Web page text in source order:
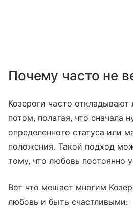
Почему часто не
Козероги часто откладывают
потом, полагая, что сначала
определенного статуса или
положения. Такой подход
тому, что любовь постоянно
Вот что мешает многим
любовь и быть счастливыми: